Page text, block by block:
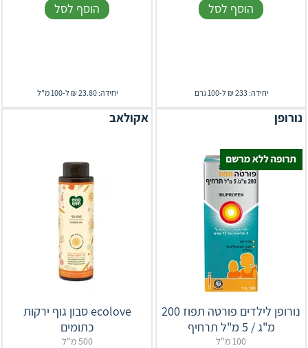
הוסף לסל
יחידה: 233 ₪ ל-100 גרם
הוסף לסל
יחידה: 23.80 ₪ ל-100 מ"ל
נורופן
נורופן לילדים פורטה תפוז 200
מ"ג / 5 מ"ל תרחיף
100 מ"ל
אקולאב
ecolove סבון גוף ירקות
כתומים
500 מ"ל